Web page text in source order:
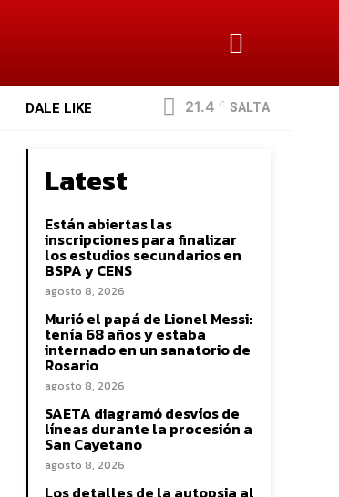
DALE LIKE 21.4 C SALTA
Latest
Están abiertas las
inscripciones para finalizar
los estudios secundarios en
BSPA y CENS
agosto 8, 2026
Murió el papá de Lionel Messi:
tenía 68 años y estaba
internado en un sanatorio de
Rosario
agosto 8, 2026
SAETA diagramó desvíos de
líneas durante la procesión a
San Cayetano
agosto 8, 2026
Los detalles de la autopsia al